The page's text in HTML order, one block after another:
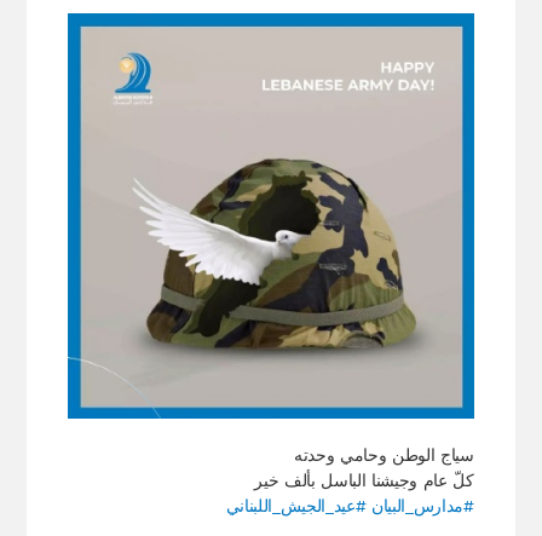
سياج الوطن وحامي وحدته
كلّ عام وجيشنا الباسل بألف خير
#مدارس_البيان #عيد_الجيش_اللبناني